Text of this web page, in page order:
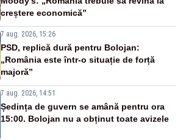
creștere economică”
7 aug. 2026, 15:26
PSD, replică dură pentru Bolojan:
„România este într-o situație de forță
majoră”
7 aug. 2026, 14:51
Ședința de guvern se amână pentru ora
15:00. Bolojan nu a obținut toate avizele